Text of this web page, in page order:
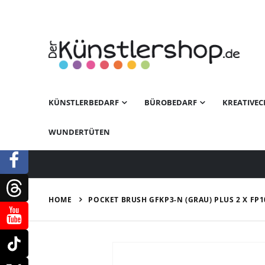
KÜNSTLERBEDARF BÜROBEDARF
WUNDERTÜTEN
HOME POCKET BRUSH GFKP3-N (GRAU) PLUS 2 X